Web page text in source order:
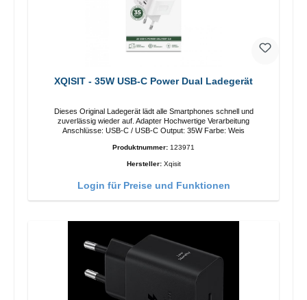
XQISIT - 35W USB-C Power Dual Ladegerät
Dieses Original Ladegerät lädt alle Smartphones schnell und
zuverlässig wieder auf. Adapter Hochwertige Verarbeitung
Anschlüsse: USB-C / USB-C Output: 35W Farbe: Weis
Produktnummer: 123971
Hersteller: Xqisit
Login für Preise und Funktionen